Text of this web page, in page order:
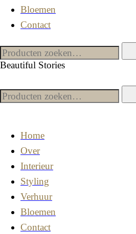
Bloemen
Contact
Beautiful Stories
Home
Over
Interieur
Styling
Verhuur
Bloemen
Contact